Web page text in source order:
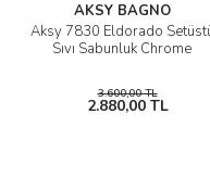
AKSY BAGNO
Aksy 7830 Eldorado
Sıvı Sabunluk Chrome
3.600,00 TL
2.880,00 TL